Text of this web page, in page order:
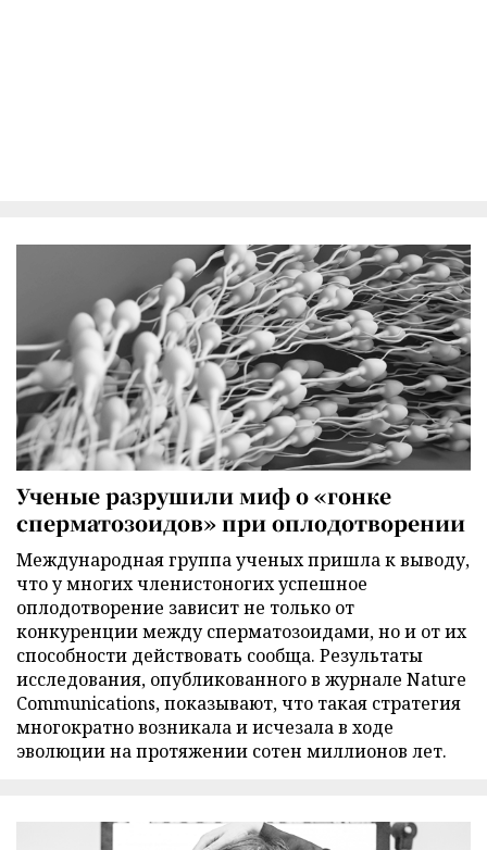
Ученые разрушили миф о «гонке
сперматозоидов» при оплодотворении
Международная группа ученых пришла к выводу,
что у многих членистоногих успешное
оплодотворение зависит не только от
конкуренции между сперматозоидами, но и от их
способности действовать сообща. Результаты
исследования, опубликованного в журнале Nature
Communications, показывают, что такая стратегия
многократно возникала и исчезала в ходе
эволюции на протяжении сотен миллионов лет.